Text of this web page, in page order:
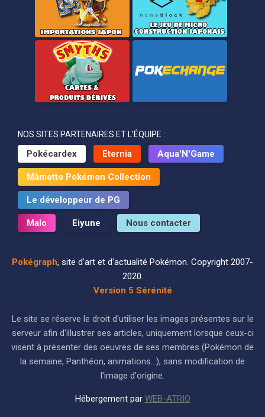
NOS SITES PARTENAIRES ET L’ÉQUIPE :
Pokécardex Eternia Aqua'N'Game
Mâmotto Pokémon Collection
Le développeur de PG
Malo Eiyune Nous contacter
Pokégraph, site d'art et d'actualité Pokémon. Copyright 2007-
2020.
Version 5 Sérénité
Le site se réserve le droit d'utiliser les images présentes sur le
serveur afin d'illustrer ses articles, uniquement lorsque ceux-ci
visent à présenter des oeuvres de ses membres (Pokémon de
la semaine, Panthéon, animations...), sans modification de
l'image d'origine.
Hébergement par WEB-ATRIO